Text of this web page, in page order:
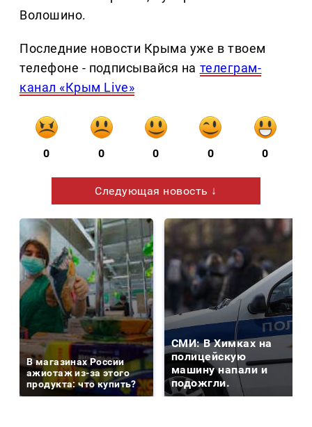
Волошино.
Последние новости Крыма уже в твоем
телефоне - подписывайся на телеграм-
канал «Крым Live»
0 0 0 0 0
Следующая новость ↓
В магазинах России
ажиотаж из-за этого
продукта: что купить?
СМИ: В Химках на
полицейскую
машину напали и
подожгли.